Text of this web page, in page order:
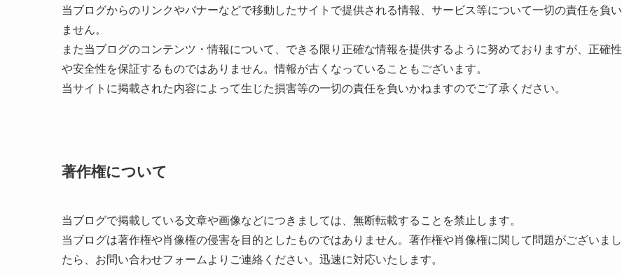
当ブログからのリンクやバナーなどで移動したサイトで提供される情報、サービス等について一切の責任を負い
ません。
また当ブログのコンテンツ・情報について、できる限り正確な情報を提供するように努めておりますが、正確性
や安全性を保証するものではありません。情報が古くなっていることもございます。
当サイトに掲載された内容によって生じた損害等の一切の責任を負いかねますのでご了承ください。
著作権について
当ブログで掲載している文章や画像などにつきましては、無断転載することを禁止します。
当ブログは著作権や肖像権の侵害を目的としたものではありません。著作権や肖像権に関して問題がございまし
たら、お問い合わせフォームよりご連絡ください。迅速に対応いたします。